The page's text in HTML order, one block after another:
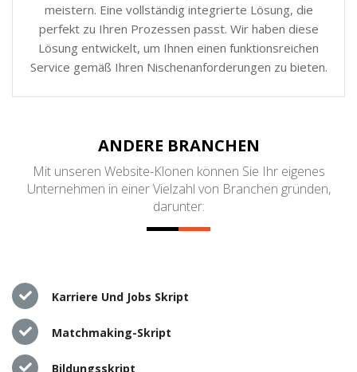
meistern. Eine vollständig integrierte Lösung, die
perfekt zu Ihren Prozessen passt. Wir haben diese
Lösung entwickelt, um Ihnen einen funktionsreichen
Service gemäß Ihren Nischenanforderungen zu bieten.
ANDERE BRANCHEN
Mit unseren Website-Klonen können Sie Ihr eigenes
Unternehmen in einer Vielzahl von Branchen gründen,
darunter:
Karriere Und Jobs Skript
Matchmaking-Skript
Bildungsskript